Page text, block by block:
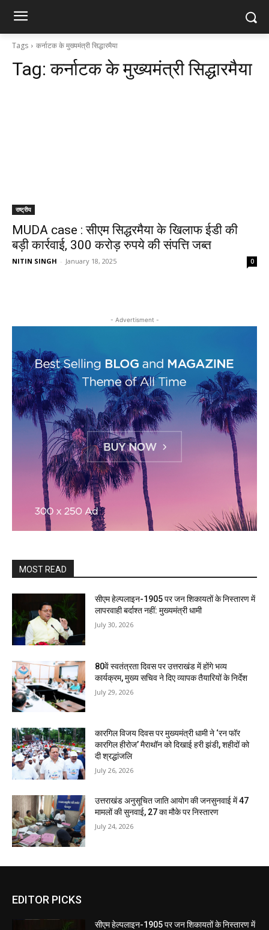
Tags कर्नाटक के मुख्यमंत्री सिद्धारमैया
Tag:कर्नाटक के मुख्यमंत्री सिद्धारमैया
राष्ट्रीय
MUDA case : सीएम सिद्धरमैया के खिलाफ ईडी की
बड़ी कार्रवाई, 300 करोड़ रुपये की संपत्ति जब्त
NITIN SINGH - January 18, 2025 0
- Advertisment -
MOST READ
सीएम हेल्पलाइन-1905 पर जन शिकायतों के निस्तारण में
लापरवाही बर्दाश्त नहीं: मुख्यमंत्री धामी
July 30, 2026
80वें स्वतंत्रता दिवस पर उत्तराखंड में होंगे भव्य
कार्यक्रम, मुख्य सचिव ने दिए व्यापक तैयारियों के निर्देश
July 29, 2026
कारगिल विजय दिवस पर मुख्यमंत्री धामी ने ‘रन फॉर
कारगिल हीरोज’ मैराथॉन को दिखाई हरी झंडी, शहीदों को
दी श्रद्धांजलि
July 26, 2026
उत्तराखंड अनुसूचित जाति आयोग की जनसुनवाई में 47
मामलों की सुनवाई, 27 का मौके पर निस्तारण
July 24, 2026
EDITOR PICKS
सीएम हेल्पलाइन-1905 पर जन शिकायतों के निस्तारण में